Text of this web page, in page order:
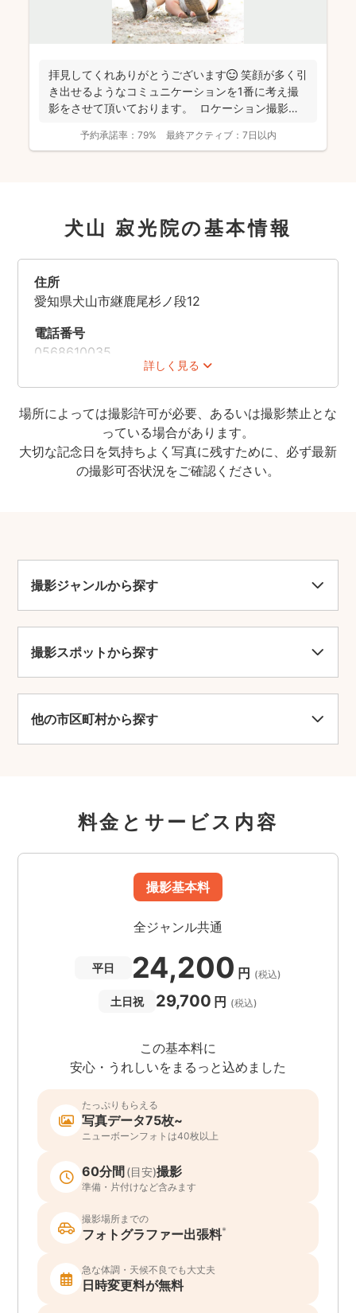
拝見してくれありがとうございます😊 笑顔が多く引
き出せるようなコミュニケーションを1番に考え撮
影をさせて頂いております。 ロケーション撮影も
予約承諾率： 79% 最終アクティブ： 7日以内
犬山 寂光院の基本情報
詳しく見る
住所
愛知県犬山市継鹿尾杉ノ段12
電話番号
0568610035
時間
無休
可
紹介
愛知県犬山市にある真言宗智山派の寺で、「継鹿
尾観音」や「もみじでら」の通称でも知られる。
白雉5年(654)に道昭和尚が孝徳天皇の命により建
立したといわれ、永禄8年(1565)には清洲城の鬼
の花が美しいことでも有名。秋には約1000本もの
紅葉が色づき、11月の第2土曜日から12月の第2日
場所によっては撮影許可が必要、あるいは撮影禁止とな
っている場合があります。
大切な記念日を気持ちよく写真に残すために、必ず最新
の撮影可否状況をご確認ください。
撮影ジャンルから探す
撮影スポットから探す
他の市区町村から探す
料金とサービス内容
撮影基本料
全ジャンル共通
平日 24,200 円 (税込)
土日祝 29,700 円 (税込)
この基本料に
安心・うれしいをまるっと込めました
たっぷりもらえる
写真データ75枚~
ニューボーンフォトは40枚以上
60分間(目安)撮影
準備・片付けなど含みます
撮影場所までの
フォトグラファー出張料*
急な体調・天候不良でも大丈夫
日時変更料が無料